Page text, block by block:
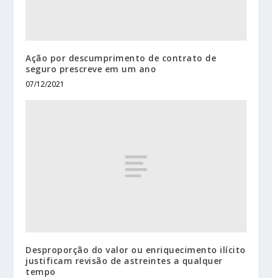
Ação por descumprimento de contrato de
seguro prescreve em um ano
07/12/2021
Desproporção do valor ou enriquecimento ilícito
justificam revisão de astreintes a qualquer
tempo